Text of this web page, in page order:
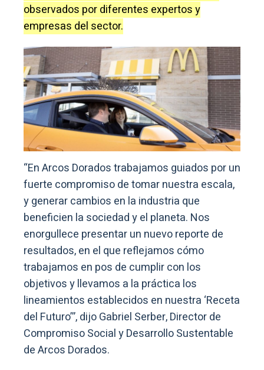
observados por diferentes expertos y
empresas del sector.
“En Arcos Dorados trabajamos guiados por un
fuerte compromiso de tomar nuestra escala,
y generar cambios en la industria que
beneficien la sociedad y el planeta. Nos
enorgullece presentar un nuevo reporte de
resultados, en el que reflejamos cómo
trabajamos en pos de cumplir con los
objetivos y llevamos a la práctica los
lineamientos establecidos en nuestra ‘Receta
del Futuro’”, dijo Gabriel Serber, Director de
Compromiso Social y Desarrollo Sustentable
de Arcos Dorados.